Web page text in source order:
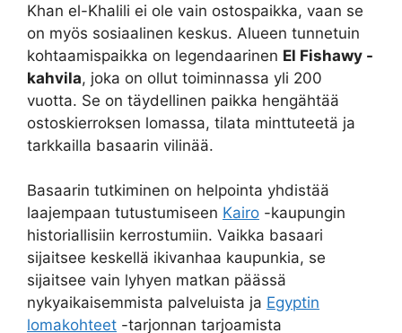
Khan el-Khalili ei ole vain ostospaikka, vaan se
on myös sosiaalinen keskus. Alueen tunnetuin
kohtaamispaikka on legendaarinen El Fishawy -
kahvila, joka on ollut toiminnassa yli 200
vuotta. Se on täydellinen paikka hengähtää
ostoskierroksen lomassa, tilata minttuteetä ja
tarkkailla basaarin vilinää.
Basaarin tutkiminen on helpointa yhdistää
laajempaan tutustumiseen Kairo -kaupungin
historiallisiin kerrostumiin. Vaikka basaari
sijaitsee keskellä ikivanhaa kaupunkia, se
sijaitsee vain lyhyen matkan päässä
nykyaikaisemmista palveluista ja Egyptin
lomakohteet -tarjonnan tarjoamista